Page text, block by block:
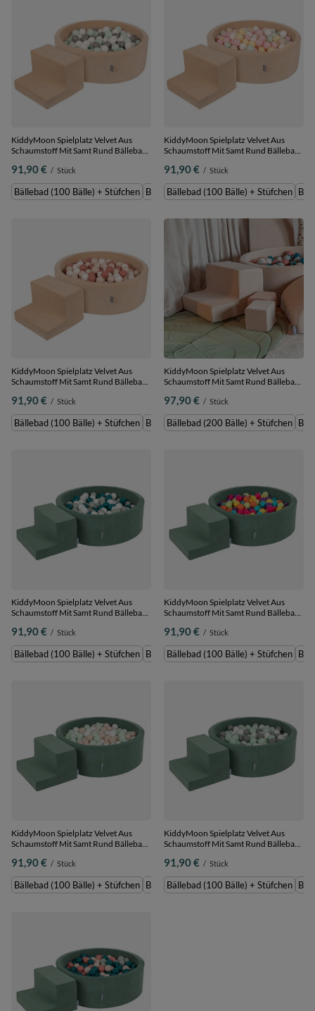
KiddyMoon Spielplatz Velvet Aus
Schaumstoff Mit Samt Rund Bällebad
Hindernisläufen, Hergestellt In Der
EU, sandbeige:weiß/grau/minze,
Bällebad (100 Bälle) + Stüfchen
91,90 € / Stück
Bällebad (100 Bälle) + Stüfchen Bällebad (200 Bälle) + Stüfchen
KiddyMoon Spielplatz Velvet Aus
Schaumstoff Mit Samt Rund Bällebad
Hindernisläufen, Hergestellt In Der
EU,
sandbeige:pastellbeige/pastellgelb/
Bällebad (100 Bälle) + Stüfchen
91,90 € / Stück
Bällebad (100 Bälle) + Stüfchen
KiddyMoon Spielplatz Velvet Aus
Schaumstoff Mit Samt Rund Bällebad
Hindernisläufen, Hergestellt In Der
EU,
sandbeige:pastellbeige/lachsfarben/weiß,
Bällebad (100 Bälle) + Stüfchen
91,90 € / Stück
Bällebad (100 Bälle) + Stüfchen Bällebad (200 Bälle) + Stüfchen
KiddyMoon Spielplatz Velvet Aus
Schaumstoff Mit Samt Rund Bällebad
Hindernisläufen, Hergestellt In Der
EU,
sandbeige:dunkeltürkis/pastellbeige/
Bällebad (200 Bälle) + Stüfchen
97,90 € / Stück
Bällebad (200 Bälle) + Stüfchen
KiddyMoon Spielplatz Velvet Aus
Schaumstoff Mit Samt Rund Bällebad
Hindernisläufen, Hergestellt In Der
EU, dunkeltürkis/grüngrau/weiß,
Bällebad (100 Bälle) + Stüfchen
91,90 € / Stück
Bällebad (100 Bälle) + Stüfchen Bällebad (200 Bälle) + Stüfchen
KiddyMoon Spielplatz Velvet Aus
Schaumstoff Mit Samt Rund Bällebad
Hindernisläufen, Hergestellt In Der
EU,
hellgrün/gelb/türkis/orange/dunkelpink/
Bällebad (100 Bälle) + Stüfchen
91,90 € / Stück
Bällebad (100 Bälle) + Stüfchen
KiddyMoon Spielplatz Velvet Aus
Schaumstoff Mit Samt Rund Bällebad
Hindernisläufen, Hergestellt In Der
EU, pastellbeige/weiß/minze, Bällebad
(100 Bälle) + Stüfchen
91,90 € / Stück
Bällebad (100 Bälle) + Stüfchen Bällebad (200 Bälle) + Stüfchen
KiddyMoon Spielplatz Velvet Aus
Schaumstoff Mit Samt Rund Bällebad
Hindernisläufen, Hergestellt In Der
EU, waldgrün: weiß/grau/minze,
Bällebad (100 Bälle) + Stüfchen
91,90 € / Stück
Bällebad (100 Bälle) + Stüfchen